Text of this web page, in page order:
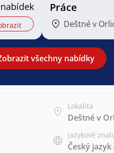
Práce
Deštné v
všechny nabídky
Lokalita
Deštné v
Jazykové
Český jazyk